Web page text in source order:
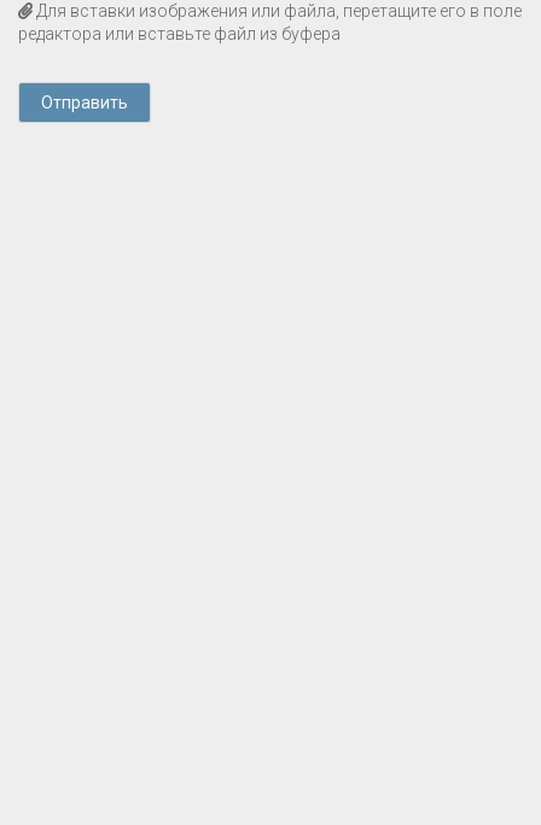
Для вставки изображения или файла, перетащите его в поле
редактора или вставьте файл из буфера